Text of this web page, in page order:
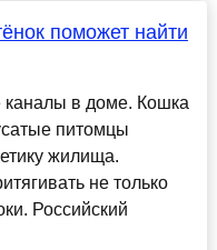
поможет найти
в доме. Кошка
питомцы
жилища.
не только
Российский